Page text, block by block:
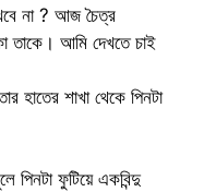
না ? আজ চৈত্র
তাকে। আমি দেখতে চাই
হাতের শাখা থেকে পিনটা
পিনটা ফুটিয়ে একবিন্দু